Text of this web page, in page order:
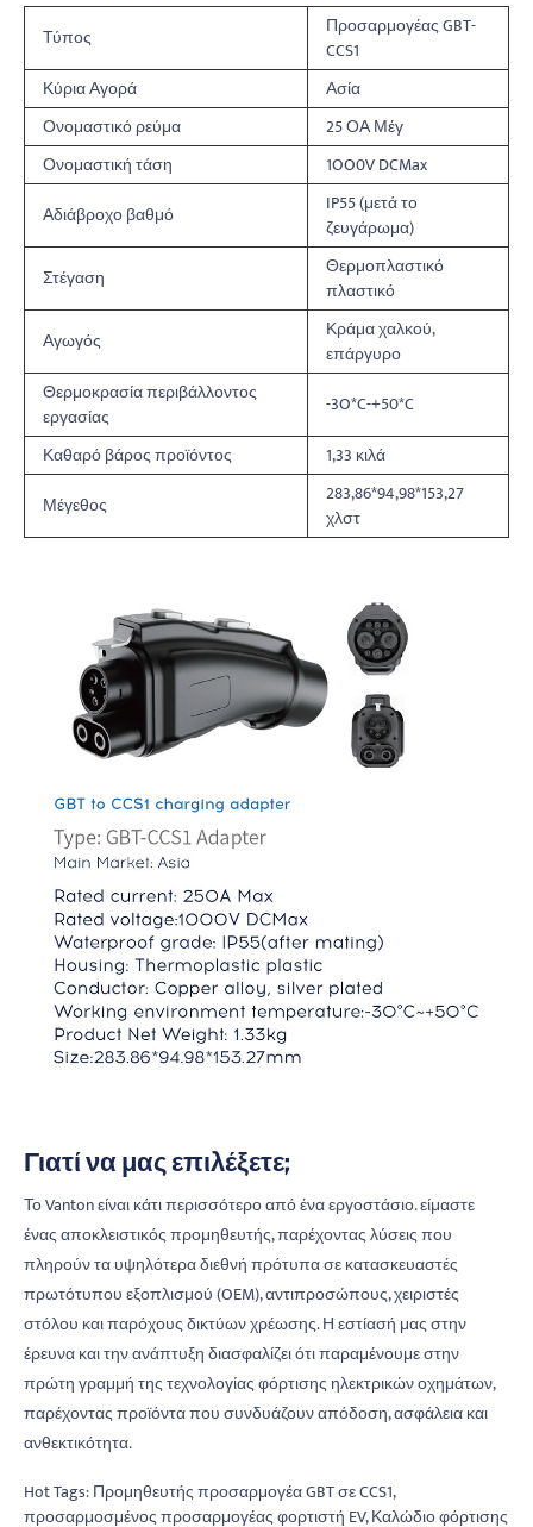
Τύπος
Προσαρμογέας GBT-
CCS1
Κύρια Αγορά
Ασία
Ονομαστικό ρεύμα
25 ΟΑ Μέγ
Ονομαστική τάση
1OO0V DCMax
Αδιάβροχο βαθμό
IP55 (μετά το
ζευγάρωμα)
Στέγαση
Θερμοπλαστικό
πλαστικό
Αγωγός
Κράμα χαλκού,
επάργυρο
Θερμοκρασία περιβάλλοντος
εργασίας
-3O*C-+50*C
Καθαρό βάρος προϊόντος
1,33 κιλά
Μέγεθος
283,86*94,98*153,27
χλστ
Γιατί να μας επιλέξετε;
Το Vanton είναι κάτι περισσότερο από ένα εργοστάσιο. είμαστε
ένας αποκλειστικός προμηθευτής, παρέχοντας λύσεις που
πληρούν τα υψηλότερα διεθνή πρότυπα σε κατασκευαστές
πρωτότυπου εξοπλισμού (OEM), αντιπροσώπους, χειριστές
στόλου και παρόχους δικτύων χρέωσης. Η εστίασή μας στην
έρευνα και την ανάπτυξη διασφαλίζει ότι παραμένουμε στην
πρώτη γραμμή της τεχνολογίας φόρτισης ηλεκτρικών οχημάτων,
παρέχοντας προϊόντα που συνδυάζουν απόδοση, ασφάλεια και
ανθεκτικότητα.
Hot Tags: Προμηθευτής προσαρμογέα GBT σε CCS1,
προσαρμοσμένος προσαρμογέας φορτιστή EV, Καλώδιο φόρτισης